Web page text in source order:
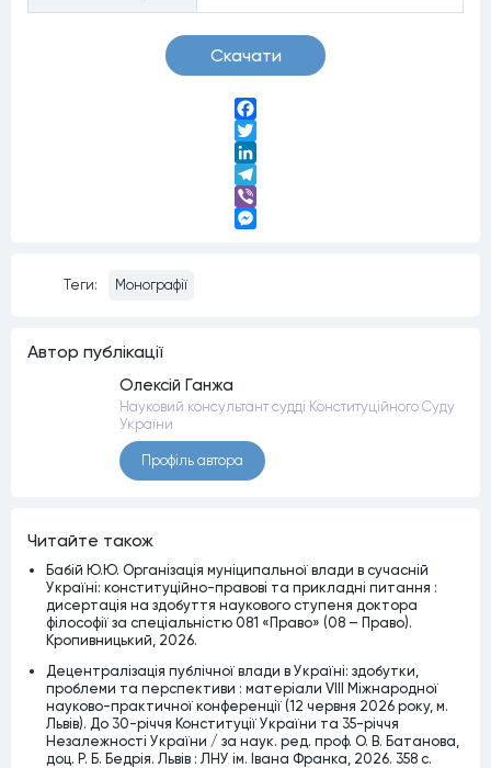
Скачати
Facebook
Twitter
LinkedIn
Telegram
Viber
Теги: Монографії
Автор публiкацiї
Олексій Ганжа
Науковий консультант судді Конституційного Суду
України
Профiль автора
Читайте також
Бабій Ю.Ю. Організація муніципальної влади в сучасній
Україні: конституційно-правові та прикладні питання :
дисертація на здобуття наукового ступеня доктора
філософії за спеціальністю 081 «Право» (08 – Право).
Кропивницький, 2026.
Децентралізація публічної влади в Україні: здобутки,
проблеми та перспективи : матеріали VІІІ Міжнародної
науково-практичної конференції (12 червня 2026 року, м.
Львів). До 30-річчя Конституції України та 35-річчя
Незалежності України / за наук. ред. проф. О. В. Батанова,
доц. Р. Б. Бедрія. Львів : ЛНУ ім. Івана Франка, 2026. 358 с.